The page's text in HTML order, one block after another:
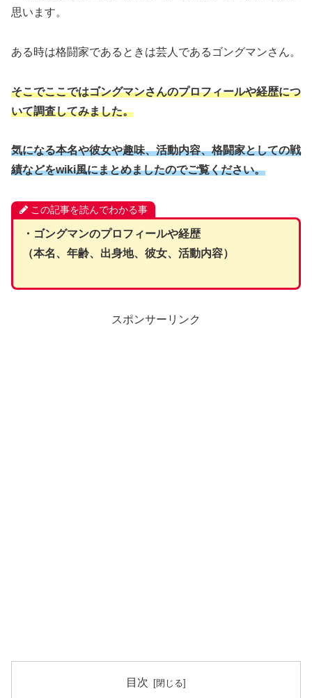
思います。
ある時は格闘家であるときは芸人であるゴングマンさん。
そこでここではゴングマンさんのプロフィールや経歴につ
いて調査してみました。
気になる本名や彼女や趣味、活動内容、格闘家としての戦
績などをwiki風にまとめましたのでご覧ください。
この記事を読んでわかる事
・ゴングマンのプロフィールや経歴
（本名、年齢、出身地、彼女、活動内容）
スポンサーリンク
目次